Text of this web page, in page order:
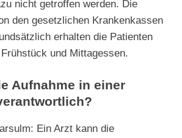
nicht getroffen werden. Die
den gesetzlichen Krankenkassen
erhalten die Patienten
und Mittagessen.
Aufnahme in einer
Ein Arzt kann die